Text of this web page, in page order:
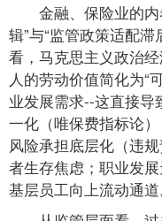
金融、保险业的
辑”与“监管政策适配
看，马克思主义政治
人的劳动价值简化为“
业发展需求--这直接
一化（唯保费指标论）
风险承担底层化（违
者生存焦虑；职业发
基层员工向上流动通道